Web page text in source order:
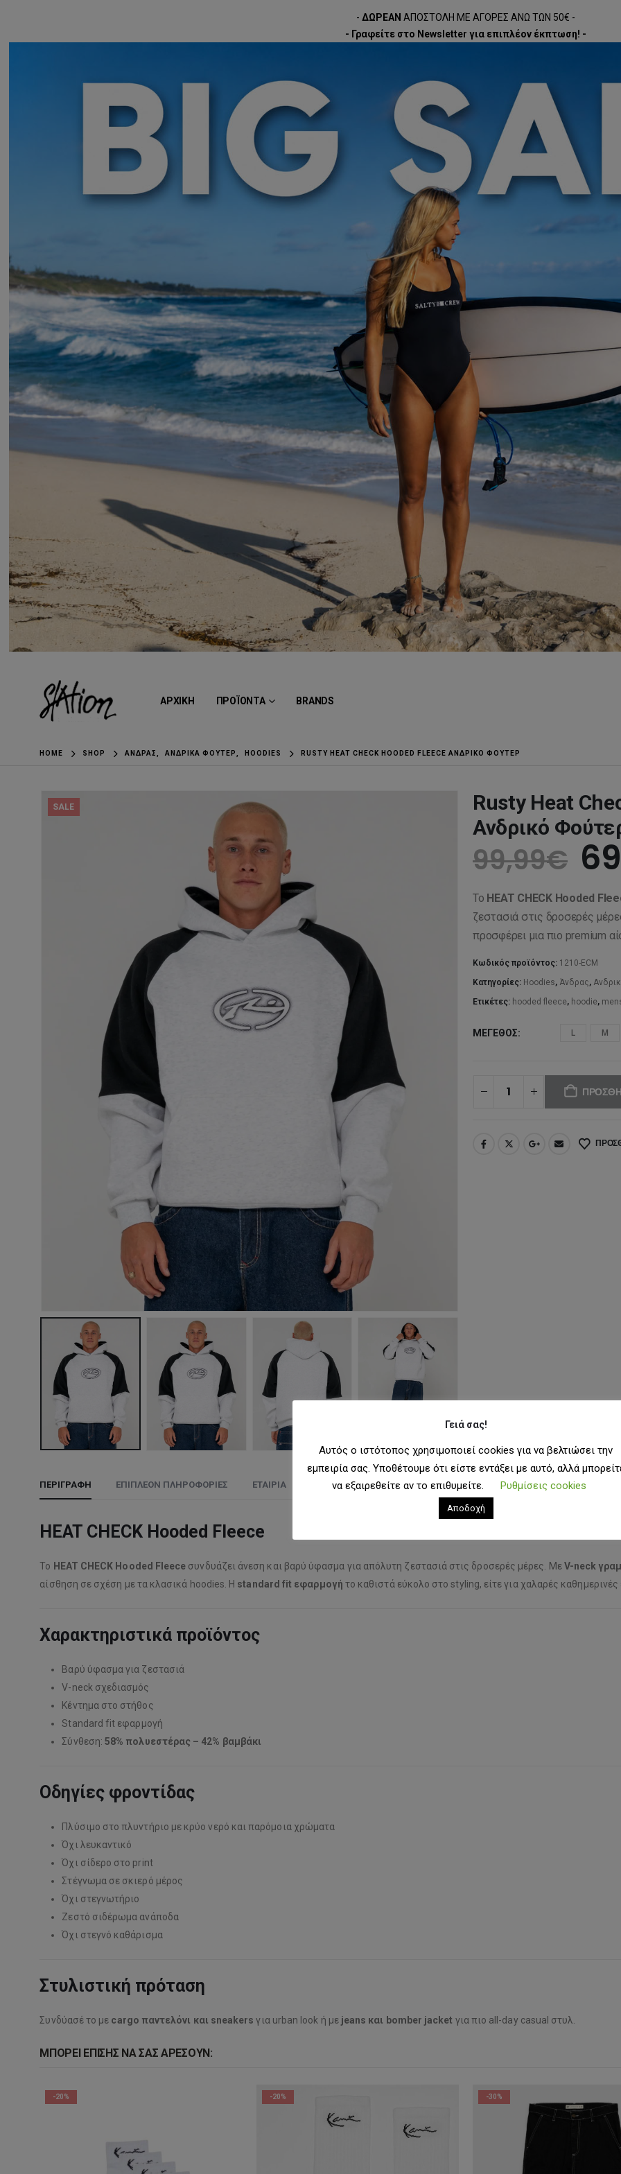
- ΔΩΡΕΑΝ ΑΠΟΣΤΟΛΗ ΜΕ ΑΓΟΡΕΣ ΑΝΩ ΤΩΝ 50€ -
- Γραφείτε στο Newsletter για επιπλέον έκπτωση! -
ΑΡΧΙΚΗ ΠΡΟΪΟΝΤΑ BRANDS
HOME SHOP ΆΝΔΡΑΣ ΑΝΔΡΙΚΆ ΦΟΎΤΕΡ HOODIES RUSTY HEAT CHECK HOODED FLEECE ΑΝΔΡΙΚΌ ΦΟΎΤΕΡ
SALE
Rusty Heat
Ανδρικό
99,99€
Το HEAT CHECK Hooded
ζεστασιά στις δροσερές
προσφέρει μια πιο premium
Κωδικός προϊόντος: 1210-ECM
Κατηγορίες: Hoodies, Άνδρας,
Ετικέτες: hooded fleece, hoodie,
ΜΈΓΕΘΟΣ L M
ΠΕΡΙΓΡΑΦΉ ΕΠΙΠΛΈΟΝ ΠΛΗΡΟΦΟΡΊΕΣ ΕΤΑΙΡΊΑ
HEAT CHECK Hooded Fleece
Το HEAT CHECK Hooded Fleece συνδυάζει άνεση και βαρύ ύφασμα για απόλυτη ζεστασιά στις δροσερές μέρες. ΜεV-neck
αίσθηση σε σχέση με τα κλασικά hoodies. Η standard fit εφαρμογή το καθιστά εύκολο στο styling, είτε για χαλαρές
Χαρακτηριστικά προϊόντος
Βαρύ ύφασμα για ζεστασιά
V-neck σχεδιασμός
Κέντημα στο στήθος
Standard fit εφαρμογή
Σύνθεση:58% πολυεστέρας – 42% βαμβάκι
Οδηγίες φροντίδας
Πλύσιμο στο πλυντήριο με κρύο νερό και παρόμοια χρώματα
Όχι λευκαντικό
Όχι σίδερο στο print
Στέγνωμα σε σκιερό μέρος
Όχι στεγνωτήριο
Ζεστό σιδέρωμα ανάποδα
Όχι στεγνό καθάρισμα
Στυλιστική πρόταση
Συνδύασέ το με cargo παντελόνι και sneakers για urban look ή με jeans και bomber jacket για πιο all-day casual στυλ.
ΜΠΟΡΕΊ ΕΠΊΣΗΣ ΝΑ ΣΑΣ ΑΡΈΣΟΥΝ:
-20% -20% -30%
Γειά σας!
Αυτός ο ιστότοπος χρησιμοποιεί cookies για να βελτιώσει την
εμπειρία σας. Υποθέτουμε ότι είστε εντάξει με αυτό, αλλά
να εξαιρεθείτε αν το επιθυμείτε.
Ρυθμίσεις cookies
Αποδοχή